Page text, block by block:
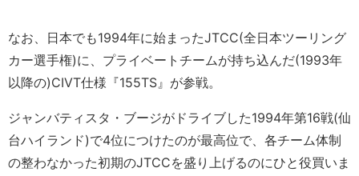
なお、日本でも1994年に始まったJTCC(全日本ツーリング
カー選手権)に、プライベートチームが持ち込んだ(1993年
以降の)CIVT仕様『155TS』が参戦。
ジャンバティスタ・ブージがドライブした1994年第16戦(仙
台ハイランド)で4位につけたのが最高位で、各チーム体制
の整わなかった初期のJTCCを盛り上げるのにひと役買いま